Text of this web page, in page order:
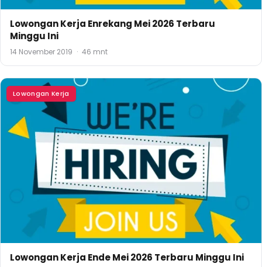
Lowongan Kerja Enrekang Mei 2026 Terbaru
Minggu Ini
14 November 2019 · 46 mnt
Lowongan Kerja
Lowongan Kerja Ende Mei 2026 Terbaru Minggu Ini